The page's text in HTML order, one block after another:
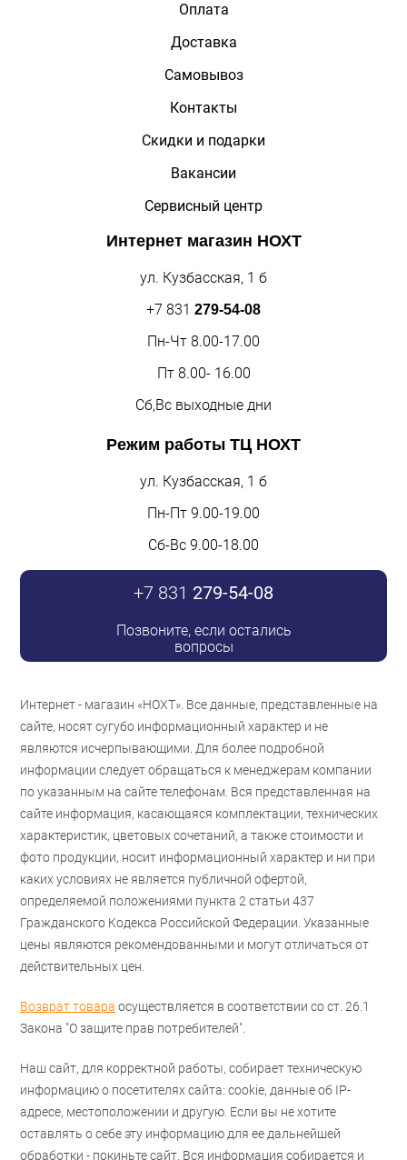
Оплата
Доставка
Самовывоз
Контакты
Скидки и подарки
Вакансии
Сервисный центр
Интернет магазин НОХТ
ул. Кузбасская, 1 б
+7 831 279-54-08
Пн-Чт 8.00-17.00
Пт 8.00- 16.00
Сб,Вс выходные дни
Режим работы ТЦ НОХТ
ул. Кузбасская, 1 б
Пн-Пт 9.00-19.00
Сб-Вс 9.00-18.00
+7 831 279-54-08
Позвоните, если остались
вопросы
Интернет - магазин «НОХТ». Все данные, представленные на
сайте, носят сугубо информационный характер и не
являются исчерпывающими. Для более подробной
информации следует обращаться к менеджерам компании
по указанным на сайте телефонам. Вся представленная на
сайте информация, касающаяся комплектации, технических
характеристик, цветовых сочетаний, а также стоимости и
фото продукции, носит информационный характер и ни при
каких условиях не является публичной офертой,
определяемой положениями пункта 2 статьи 437
Гражданского Кодекса Российской Федерации. Указанные
цены являются рекомендованными и могут отличаться от
действительных цен.
Возврат товара осуществляется в соответствии со ст. 26.1
Закона "О защите прав потребителей".
Наш сайт, для корректной работы, собирает техническую
информацию о посетителях сайта: cookie, данные об IP-
адресе, местоположении и другую. Если вы не хотите
оставлять о себе эту информацию для ее дальнейшей
обработки - покиньте сайт. Вся информация собирается и